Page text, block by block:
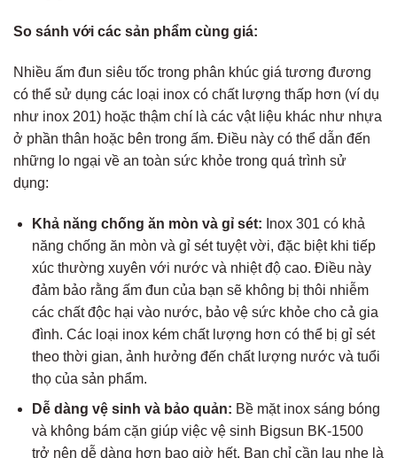
So sánh với các sản phẩm cùng giá:
Nhiều ấm đun siêu tốc trong phân khúc giá tương đương
có thể sử dụng các loại inox có chất lượng thấp hơn (ví dụ
như inox 201) hoặc thậm chí là các vật liệu khác như nhựa
ở phần thân hoặc bên trong ấm. Điều này có thể dẫn đến
những lo ngại về an toàn sức khỏe trong quá trình sử
dụng:
Khả năng chống ăn mòn và gỉ sét: Inox 301 có khả
năng chống ăn mòn và gỉ sét tuyệt vời, đặc biệt khi tiếp
xúc thường xuyên với nước và nhiệt độ cao. Điều này
đảm bảo rằng ấm đun của bạn sẽ không bị thôi nhiễm
các chất độc hại vào nước, bảo vệ sức khỏe cho cả gia
đình. Các loại inox kém chất lượng hơn có thể bị gỉ sét
theo thời gian, ảnh hưởng đến chất lượng nước và tuổi
thọ của sản phẩm.
Dễ dàng vệ sinh và bảo quản: Bề mặt inox sáng bóng
và không bám cặn giúp việc vệ sinh Bigsun BK-1500
trở nên dễ dàng hơn bao giờ hết. Bạn chỉ cần lau nhẹ là